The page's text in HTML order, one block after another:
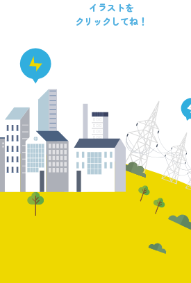
イラストを
クリックしてね！